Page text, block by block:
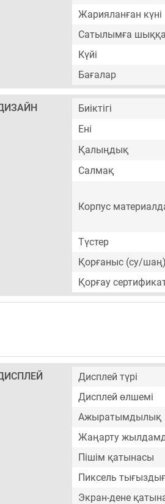
Жарияланған күні
Сатылымға
Күйі
Бағалар
Биіктігі
Ені
Қалыңдық
Салмақ
Корпус
Түстер
Қорғаныс (су/шаң)
Қорғау
Дисплей түрі
Дисплей өлшемі
Ажыратымдылық
Жаңарту
Пішім қатынасы
Пиксель
Экран-дене